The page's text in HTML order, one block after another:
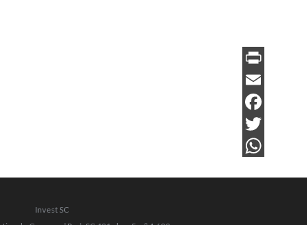
PrintFriendly
Email
Facebook
Twitter
Invest SC